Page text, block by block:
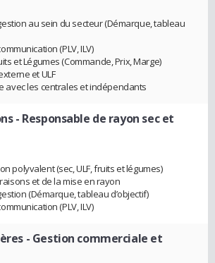
au sein du secteur (Démarque, tableau
(PLV, ILV)
et Légumes (Commande, Prix, Marge)
et ULF
avec les centrales et indépendants
- Responsable de rayon sec et
polyvalent (sec, ULF, fruits et légumes)
et de la mise en rayon
(Démarque, tableau d’objectif)
(PLV, ILV)
- Gestion commerciale et